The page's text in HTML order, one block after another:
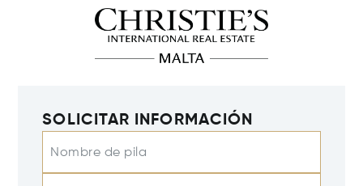
SOLICITAR INFORMACIÓN
Nombre de pila